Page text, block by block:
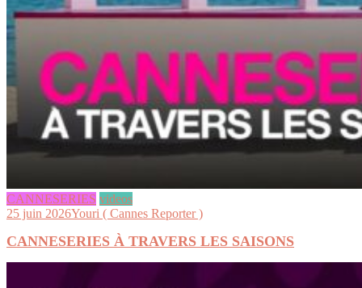
CANNESERIES videos
25 juin 2026Youri ( Cannes Reporter )
CANNESERIES À TRAVERS LES SAISONS